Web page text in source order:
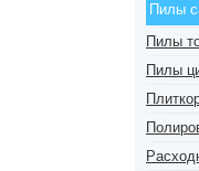
Пилы
Пилы
Пилы